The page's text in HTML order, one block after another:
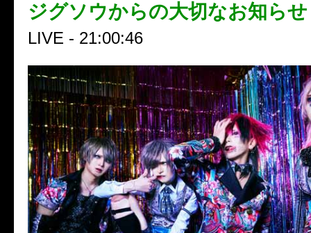
ジグソウからの大切なお知らせ
LIVE - 21:00:46